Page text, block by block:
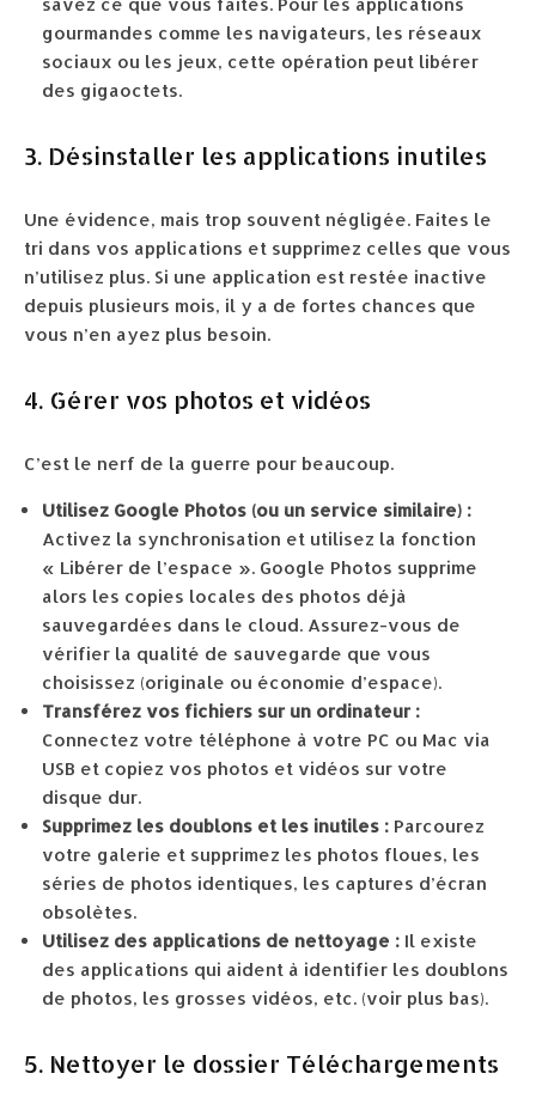
gourmandes comme les navigateurs, les réseaux
sociaux ou les jeux, cette opération peut libérer
des gigaoctets.
3. Désinstaller les applications inutiles
Une évidence, mais trop souvent négligée. Faites le
tri dans vos applications et supprimez celles que vous
n’utilisez plus. Si une application est restée inactive
depuis plusieurs mois, il y a de fortes chances que
vous n’en ayez plus besoin.
4. Gérer vos photos et vidéos
C’est le nerf de la guerre pour beaucoup.
Utilisez Google Photos (ou un service similaire) :
Activez la synchronisation et utilisez la fonction
« Libérer de l’espace ». Google Photos supprime
alors les copies locales des photos déjà
sauvegardées dans le cloud. Assurez-vous de
vérifier la qualité de sauvegarde que vous
choisissez (originale ou économie d’espace).
Transférez vos fichiers sur un ordinateur :
Connectez votre téléphone à votre PC ou Mac via
USB et copiez vos photos et vidéos sur votre
disque dur.
Supprimez les doublons et les inutiles : Parcourez
votre galerie et supprimez les photos floues, les
séries de photos identiques, les captures d’écran
obsolètes.
Utilisez des applications de nettoyage : Il existe
des applications qui aident à identifier les doublons
de photos, les grosses vidéos, etc. (voir plus bas).
5. Nettoyer le dossier Téléchargements